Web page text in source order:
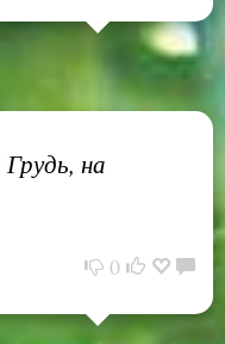
на
0